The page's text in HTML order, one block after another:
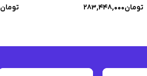
تومان۲۸۳,۴۴۸,۰۰۰ تومان